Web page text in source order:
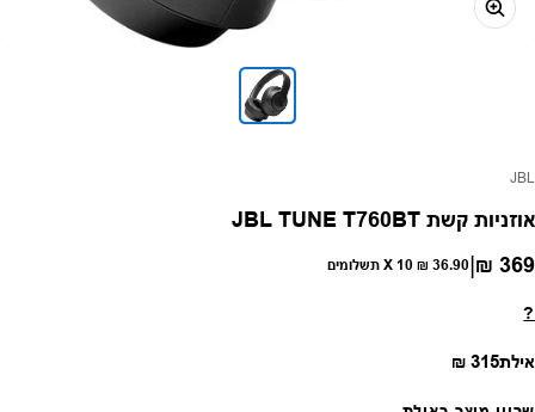
ספק:
JBL
אוזניות קשת JBL TUNE T760BT
מחיר רגיל
369 ₪
|
36.90 ₪ X 10 תשלומים
?
אילתמחיר רגיל
315 ₪